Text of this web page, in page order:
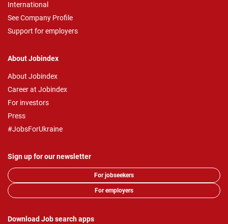
International
See Company Profile
Support for employers
About Jobindex
About Jobindex
Career at Jobindex
For investors
Press
#JobsForUkraine
Sign up for our newsletter
For jobseekers
For employers
Download Job search apps